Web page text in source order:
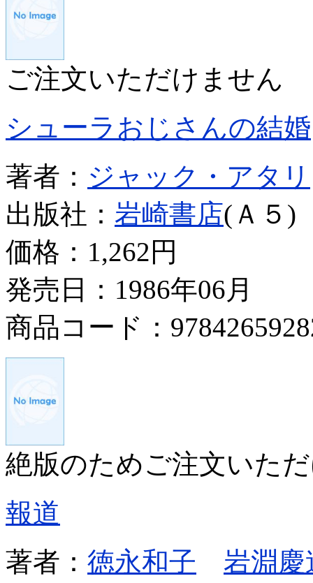
ご注文いただけません
シューラおじさんの結婚
著者： ジャック・アタリ
出版社： 岩崎書店(Ａ５)
価格： 1,262円
発売日：1986年06月
商品コード：
絶版のためご注文いた
報道
著者： 徳永和子
岩淵慶